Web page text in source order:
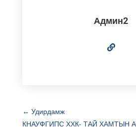
Админ2
← Удирдамж
КНАУФГИПС ХХК- ТАЙ ХАМТЫН